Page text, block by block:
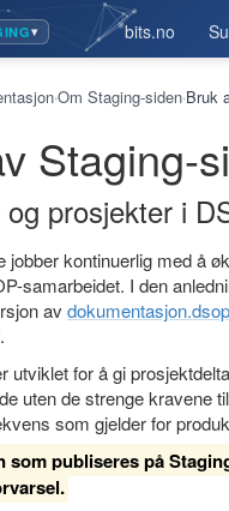
▾ bits.no
›Om Staging-siden›Bruk
Staging-
prosjekter i
jobber kontinuerlig med å
samarbeidet. I den
av
utviklet for å gi
uten de strenge kravene
som gjelder for
som publiseres på